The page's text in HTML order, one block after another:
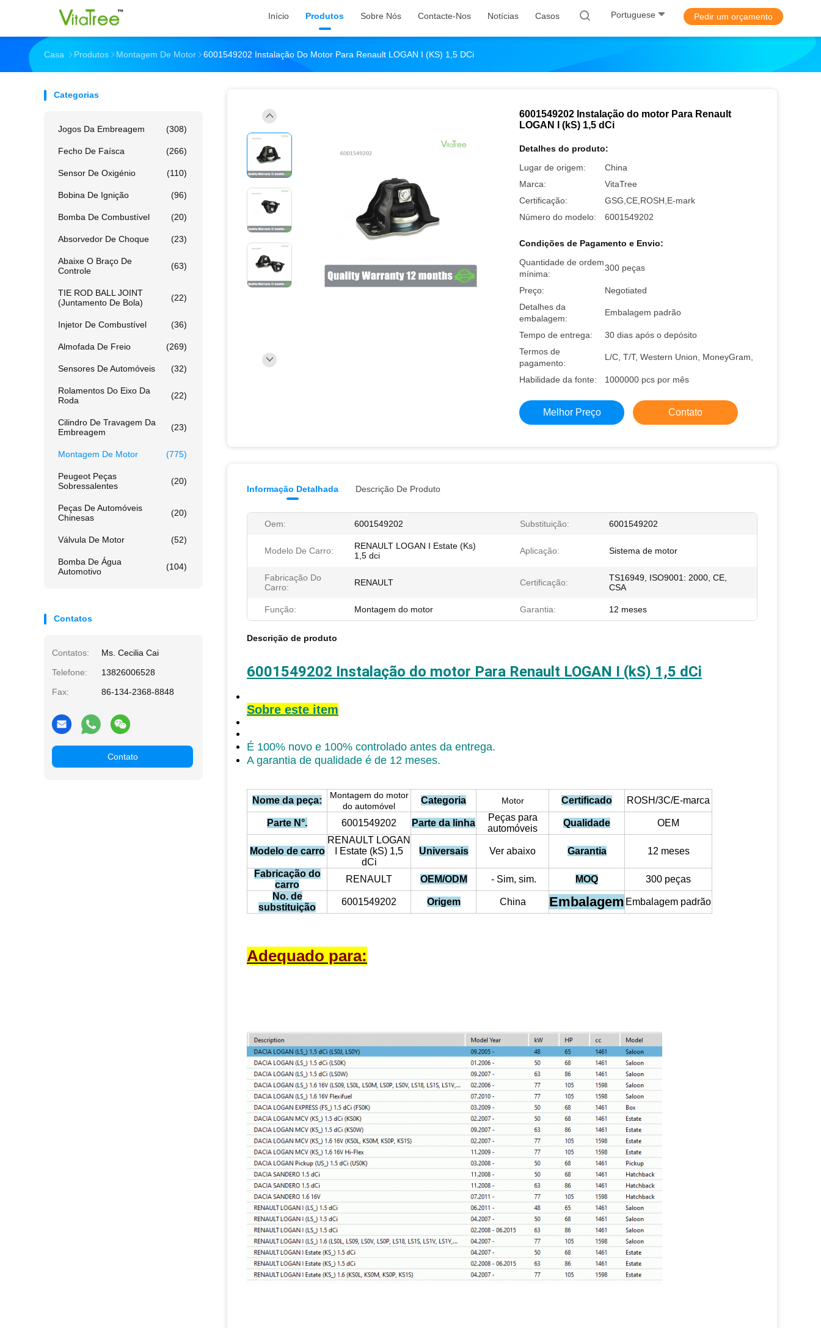
Início Produtos Sobre Nós Contacte-Nos Notícias Casos Portuguese Pedir um orçamento
Casa Produtos Montagem De Motor 6001549202 Instalação Do Motor Para Renault LOGAN I (kS) 1,5 DCi
Categorias
Jogos Da Embreagem (308)
Fecho De Faísca (266)
Sensor De Oxigénio (110)
Bobina De Ignição (96)
Bomba De Combustível (20)
Absorvedor De Choque (23)
Abaixe O Braço De
Controle
(63)
TIE ROD BALL JOINT
(juntamento De Bola)
(22)
Injetor De Combustível (36)
Almofada De Freio (269)
Sensores De Automóveis (32)
Rolamentos Do Eixo Da
Roda
(22)
Cilindro De Travagem Da
Embreagem
(23)
Montagem De Motor (775)
Peugeot Peças
Sobressalentes
(20)
Peças De Automóveis
Chinesas
(20)
Válvula De Motor (52)
Bomba De Água
Automotivo
(104)
Contatos
Contatos:
Ms. Cecilia Cai
Telefone:
13826006528
Fax:
86-134-2368-8848
Contato
6001549202 Instalação do motor Para Renault
LOGAN I (kS) 1,5 dCi
Detalhes do produto:
Lugar de origem:
China
Marca:
VitaTree
Certificação:
GSG,CE,ROSH,E-mark
Número do modelo:
6001549202
Condições de Pagamento e Envio:
Quantidade de ordem
mínima:
300 peças
Preço:
Negotiated
Detalhes da
embalagem:
Embalagem padrão
Tempo de entrega:
30 dias após o depósito
Termos de
pagamento:
L/C, T/T, Western Union, MoneyGram,
Habilidade da fonte: 1000000 pcs por mês
Melhor Preço Contato
Informação Detalhada Descrição De Produto
Oem: 6001549202 Substituição: 6001549202
Modelo De Carro:
RENAULT LOGAN I Estate (Ks)
1,5 dci
Aplicação: Sistema de motor
Fabricação Do
Carro:
RENAULT Certificação:
TS16949, ISO9001: 2000, CE,
CSA
Função: Montagem do motor Garantia: 12 meses
Descrição de produto
6001549202 Instalação do motor Para Renault LOGAN I (kS) 1,5 dCi
Sobre este item
É 100% novo e 100% controlado antes da entrega.
A garantia de qualidade é de 12 meses.
Nome da peça:
Montagem do motor
do automóvel
Categoria Motor Certificado ROSH/3C/E-marca
Parte N°. 6001549202 Parte da linha
Peças para
automóveis
Qualidade OEM
Modelo de carro
RENAULT LOGAN
I Estate (kS) 1,5
dCi
Universais Ver abaixo Garantia 12 meses
Fabricação do
carro
RENAULT OEM/ODM - Sim, sim. MOQ
300 peças
No. de
substituição
6001549202 Origem China Embalagem Embalagem padrão
Adequado para: